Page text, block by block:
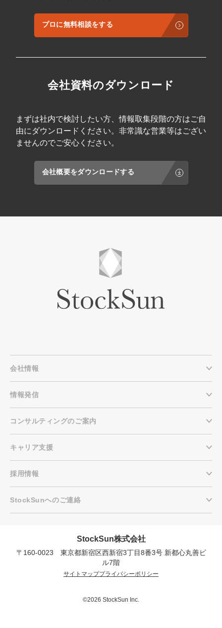
プロに無料相談をする
会社概要資料をダウンロー
ドする
プロに無料相談をする
会社資料のダウンロード
まずは社内で検討したい方、情報取集段階の方はご自
由にダウンロードください。非常識な営業等はござい
ませんのでご安心ください。
会社概要をダウンロードする
会社情報
情報発信
コンサルティングのご案内
キャリア支援
採用情報
StockSunへのご連絡
StockSun株式会社
〒160-0023 東京都新宿区西新宿3丁目8番3号 新都心丸善ビ
ル7階
サイトマッププライバシーポリシー
©2026 StockSun Inc.